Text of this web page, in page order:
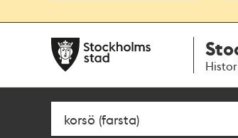
navigationen
huvudinnehållet
Sök